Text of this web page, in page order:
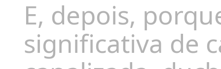
E, depois,
significativa de